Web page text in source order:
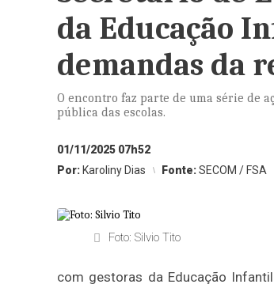
da Educação
demandas da
O encontro faz parte de uma série de
pública das escolas.
01/11/2025 07h52
Por: Karoliny Dias Fonte:SECOM / FSA
Foto: Silvio Tito
com gestoras da Educação